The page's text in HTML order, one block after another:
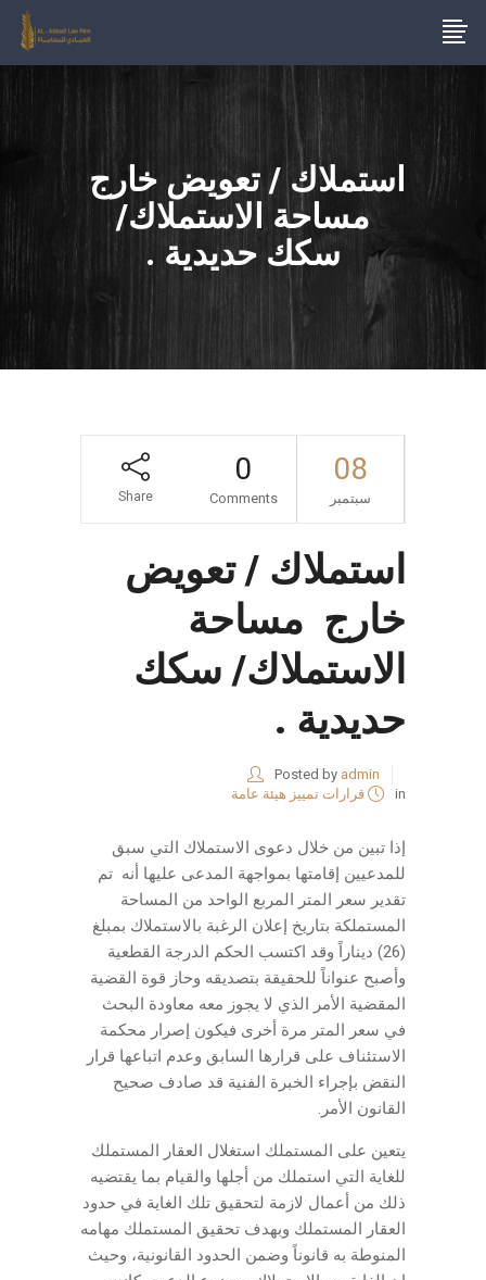
استملاك / تعويض خارج
مساحة الاستملاك/
سكك حديدية .
08
سبتمبر
0
Comments
Share
استملاك / تعويض
خارج مساحة
الاستملاك/ سكك
حديدية .
Posted by admin
in
قرارات تمييز هيئة عامة
إذا تبين من خلال دعوى الاستملاك التي سبق
للمدعيين إقامتها بمواجهة المدعى عليها أنه تم
تقدير سعر المتر المربع الواحد من المساحة
المستملكة بتاريخ إعلان الرغبة بالاستملاك بمبلغ
(26) ديناراً وقد اكتسب الحكم الدرجة القطعية
وأصبح عنواناً للحقيقة بتصديقه وحاز قوة القضية
المقضية الأمر الذي لا يجوز معه معاودة البحث
في سعر المتر مرة أخرى فيكون إصرار محكمة
الاستئناف على قرارها السابق وعدم اتباعها قرار
النقض بإجراء الخبرة الفنية قد صادف صحيح
القانون الأمر.
يتعين على المستملك استغلال العقار المستملك
للغاية التي استملك من أجلها والقيام بما يقتضيه
ذلك من أعمال لازمة لتحقيق تلك الغاية في حدود
العقار المستملك وبهدف تحقيق المستملك مهامه
المنوطة به قانوناً وضمن الحدود القانونية، وحيث